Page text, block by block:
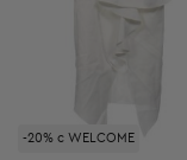
-20% с WELCOME